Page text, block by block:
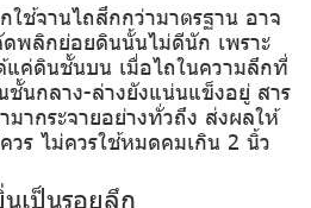
ใช้จานไถสึกกว่ามาตรฐาน อาจ
พลิกย่อยดินนั้นไม่ดีนัก เพราะ
ค่ดินชั้นบน เมื่อไถในความลึกที่
นกลาง-ล่างยังแน่นแข็งอยู่ สาร
มากระจายอย่างทั่วถึง ส่งผลให้
วร ไม่ควรใช้หมดคมเกิน 2 นิ้ว
เป็นรอยลึก